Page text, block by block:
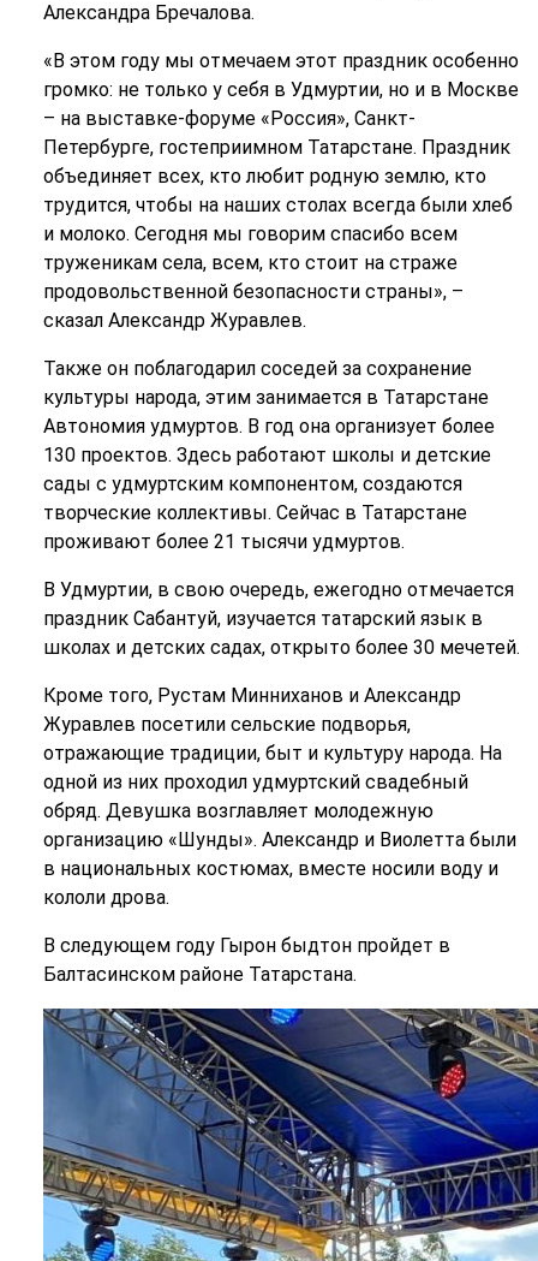
Александра Бречалова.
«В этом году мы отмечаем этот праздник особенно
громко: не только у себя в Удмуртии, но и в Москве
– на выставке-форуме «Россия», Санкт-
Петербурге, гостеприимном Татарстане. Праздник
объединяет всех, кто любит родную землю, кто
трудится, чтобы на наших столах всегда были хлеб
и молоко. Сегодня мы говорим спасибо всем
труженикам села, всем, кто стоит на страже
продовольственной безопасности страны», –
сказал Александр Журавлев.
Также он поблагодарил соседей за сохранение
культуры народа, этим занимается в Татарстане
Автономия удмуртов. В год она организует более
130 проектов. Здесь работают школы и детские
сады с удмуртским компонентом, создаются
творческие коллективы. Сейчас в Татарстане
проживают более 21 тысячи удмуртов.
В Удмуртии, в свою очередь, ежегодно отмечается
праздник Сабантуй, изучается татарский язык в
школах и детских садах, открыто более 30 мечетей.
Кроме того, Рустам Минниханов и Александр
Журавлев посетили сельские подворья,
отражающие традиции, быт и культуру народа. На
одной из них проходил удмуртский свадебный
обряд. Девушка возглавляет молодежную
организацию «Шунды». Александр и Виолетта были
в национальных костюмах, вместе носили воду и
кололи дрова.
В следующем году Гырон быдтон пройдет в
Балтасинском районе Татарстана.